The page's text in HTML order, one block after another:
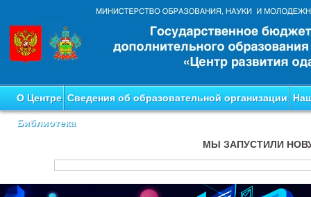
О Центре Сведения об образовательной организации
Библиотека
МЫ ЗАПУСТИЛИ